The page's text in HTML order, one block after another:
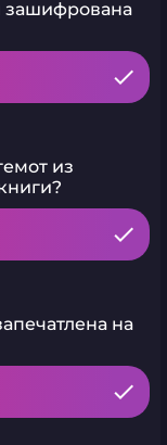
зашифрована
из
на